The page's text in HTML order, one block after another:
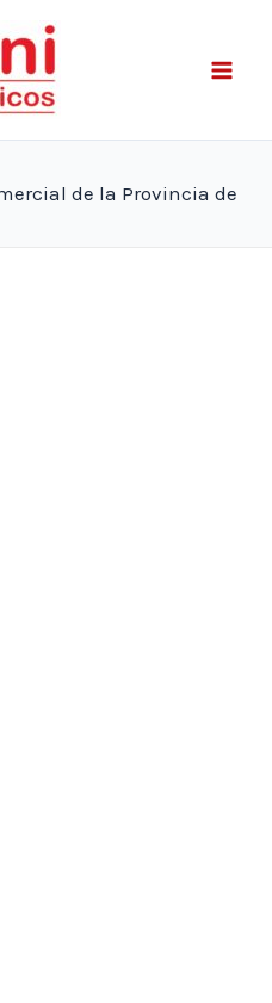
de la Provincia de